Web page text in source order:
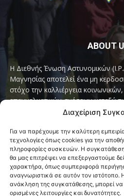
Διαχείριση
Για να παρέχουμε την καλύτερη
τεχνολογίες όπως cookies για την
πληροφορίες συσκευών. Η συγκατάθεση
θα μας επιτρέψει να επεξεργαστούμε
χαρακτήρα, όπως συμπεριφορά
αναγνωριστικά σε αυτόν τον ιστότοπο.
ανάκληση της συγκατάθεσης, μπορεί
ορισμένες λειτουργίες και δυνατότητες.
ABOUT
Η Διεθνής Ένωση Αστυνομικών
Μαγνησίας αποτελεί ένα μη
στόχο την καλλιέργεια κοινωνικών,
επαγγελματικών σχέσεων μεταξύ
παγκόσμιο σύνθημα «Servo per
Contact us:
FOLLOW